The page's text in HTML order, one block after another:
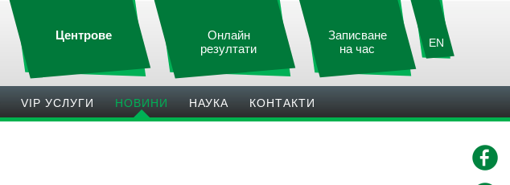
EN
Записване
на час
Онлайн
резултати
Центрове
VIP УСЛУГИ НОВИНИ НАУКА КОНТАКТИ